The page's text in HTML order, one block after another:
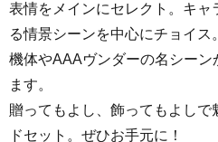
表情をメインにセレクト。キ
る情景シーンを中心にチョイ
機体やAAAヴンダーの名シーン
ます。
贈ってもよし、飾ってもよし
ドセット。ぜひお手元に！